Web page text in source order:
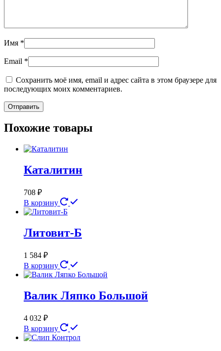
Имя *
Email *
Сохранить моё имя, email и адрес сайта в этом браузере для
последующих моих комментариев.
Похожие товары
Каталитин
708 ₽
В корзину
Литовит-Б
1 584 ₽
В корзину
Валик Ляпко Большой
4 032 ₽
В корзину